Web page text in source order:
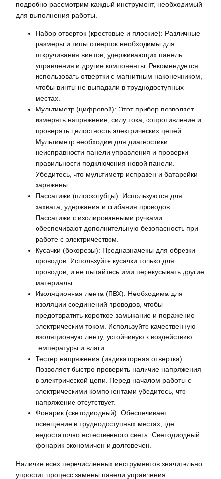
подробно рассмотрим каждый инструмент, необходимый
для выполнения работы.
Набор отверток (крестовые и плоские): Различные
размеры и типы отверток необходимы для
откручивания винтов, удерживающих панель
управления и другие компоненты. Рекомендуется
использовать отвертки с магнитным наконечником,
чтобы винты не выпадали в труднодоступных
местах.
Мультиметр (цифровой): Этот прибор позволяет
измерять напряжение, силу тока, сопротивление и
проверять целостность электрических цепей.
Мультиметр необходим для диагностики
неисправности панели управления и проверки
правильности подключения новой панели.
Убедитесь, что мультиметр исправен и батарейки
заряжены.
Пассатижи (плоскогубцы): Используются для
захвата, удержания и сгибания проводов.
Пассатижи с изолированными ручками
обеспечивают дополнительную безопасность при
работе с электричеством.
Кусачки (бокорезы): Предназначены для обрезки
проводов. Используйте кусачки только для
проводов, и не пытайтесь ими перекусывать другие
материалы.
Изоляционная лента (ПВХ): Необходима для
изоляции соединений проводов, чтобы
предотвратить короткое замыкание и поражение
электрическим током. Используйте качественную
изоляционную ленту, устойчивую к воздействию
температуры и влаги.
Тестер напряжения (индикаторная отвертка):
Позволяет быстро проверить наличие напряжения
в электрической цепи. Перед началом работы с
электрическими компонентами убедитесь, что
напряжение отсутствует.
Фонарик (светодиодный): Обеспечивает
освещение в труднодоступных местах, где
недостаточно естественного света. Светодиодный
фонарик экономичен и долговечен.
Наличие всех перечисленных инструментов значительно
упростит процесс замены панели управления